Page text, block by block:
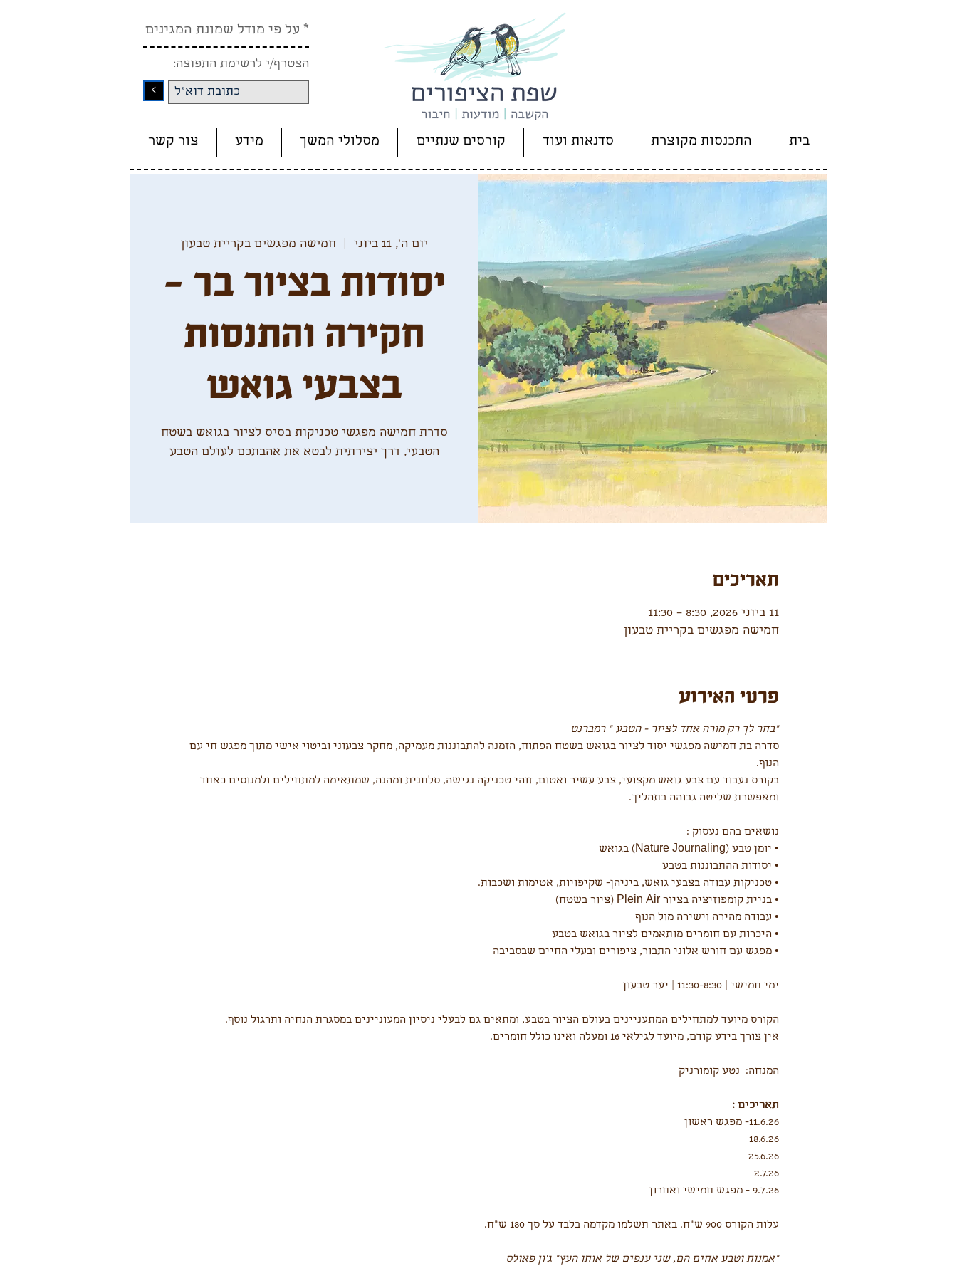
* על פי מודל שמונת המגינים
הצטרף/י לרשימת התפוצה:
<
בית התכנסות מקוצרת סדנאות ועוד קורסים שנתיים מסלולי המשך מידע צור קשר
יום ה׳, 11 ביוני
  |
חמישה מפגשים בקריית טבעון
יסודות בציור בר -
חקירה והתנסות
בצבעי גואש
סדרת חמישה מפגשי טכניקות בסיס לציור בגואש בשטח
הטבעי, דרך יצירתית לבטא את אהבתכם לעולם הטבע
תאריכים
11 ביוני 2026, 8:30 – 11:30
חמישה מפגשים בקריית טבעון
פרטי האירוע
"בחר לך רק מורה אחד לציור - הטבע " רמברנט
סדרה בת חמישה מפגשי יסוד לציור בגואש בשטח הפתוח, הזמנה להתבוננות מעמיקה, מחקר צבעוני וביטוי אישי מתוך מפגש חי עם
הנוף.
בקורס נעבוד עם צבע גואש מקצועי, צבע עשיר ואטום, זוהי טכניקה נגישה, סלחנית ומהנה, שמתאימה למתחילים ולמנוסים כאחד
ומאפשרת שליטה גבוהה בתהליך.
נושאים בהם נעסוק :
• יומן טבע (Nature Journaling) בגואש
• יסודות ההתבוננות בטבע
• טכניקות עבודה בצבעי גואש, ביניהן- שקיפויות, אטימות ושכבות.
• בניית קומפוזיציה בציור Plein Air (ציור בשטח)
• עבודה מהירה וישירה מול הנוף
• היכרות עם חומרים מותאמים לציור בגואש בטבע
• מפגש עם חורש אלוני התבור, ציפורים ובעלי החיים שבסביבה
ימי חמישי | 11:30-8:30 | יער טבעון
הקורס מיועד למתחילים המתעניינים בעולם הציור בטבע, ומתאים גם לבעלי ניסיון המעוניינים במסגרת הנחיה ותרגול נוסף.
אין צורך בידע קודם, מיועד לגילאי 16 ומעלה ואינו כולל חומרים.
המנחה:  נטע קומורניק
תאריכים :
11.6.26- מפגש ראשון
18.6.26
25.6.26
2.7.26
9.7.26 - מפגש חמישי ואחרון
עלות הקורס 900 ש"ח. באתר תשלמו מקדמה בלבד על סך 180 ש"ח.
"אמנות וטבע אחים הם, שני ענפים של אותו העץ" ג'ון פאולס